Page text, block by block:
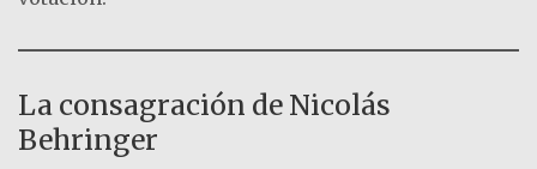
La consagración de Nicolás
Behringer